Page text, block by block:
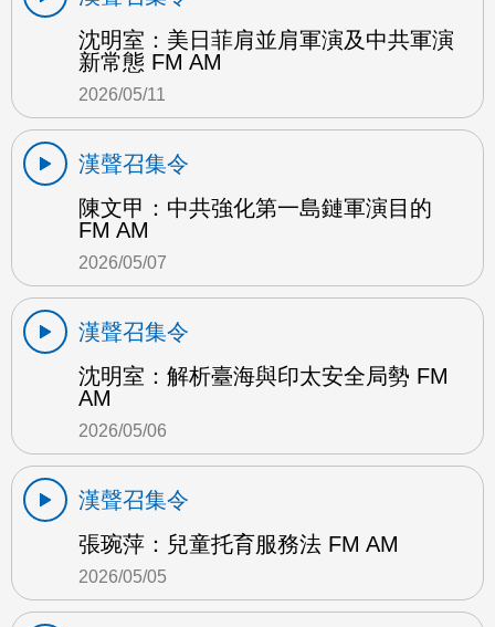
沈明室：美日菲肩並肩軍演及中共軍演
新常態 FM AM
2026/05/11
漢聲召集令
陳文甲：中共強化第一島鏈軍演目的
FM AM
2026/05/07
漢聲召集令
沈明室：解析臺海與印太安全局勢 FM
AM
2026/05/06
漢聲召集令
張琬萍：兒童托育服務法 FM AM
2026/05/05